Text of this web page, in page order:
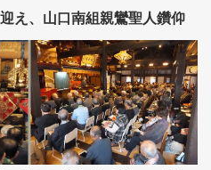
え、山口南組親鸞聖人鑽仰